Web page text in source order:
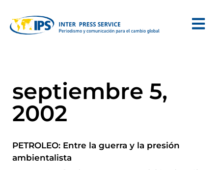
septiembre 5,
2002
PETROLEO: Entre la guerra y la presión
ambientalista